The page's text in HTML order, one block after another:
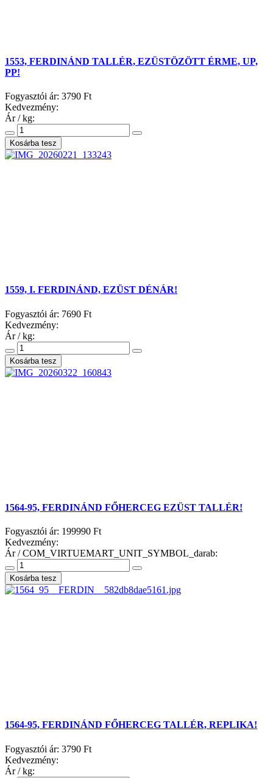
1553, FERDINÁND TALLÉR, EZÜSTÖZÖTT ÉRME, UP,
PP!
Fogyasztói ár: 3790 Ft
Kedvezmény:
Ár / kg:
1559, I. FERDINÁND, EZÜST DÉNÁR!
Fogyasztói ár: 7690 Ft
Kedvezmény:
Ár / kg:
1564-95, FERDINÁND FŐHERCEG EZÜST TALLÉR!
Fogyasztói ár: 199990 Ft
Kedvezmény:
Ár / COM_VIRTUEMART_UNIT_SYMBOL_darab:
1564-95, FERDINÁND FŐHERCEG TALLÉR, REPLIKA!
Fogyasztói ár: 3790 Ft
Kedvezmény:
Ár / kg: